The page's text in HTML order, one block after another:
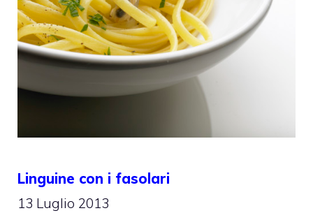
Linguine con i fasolari
13 Luglio 2013